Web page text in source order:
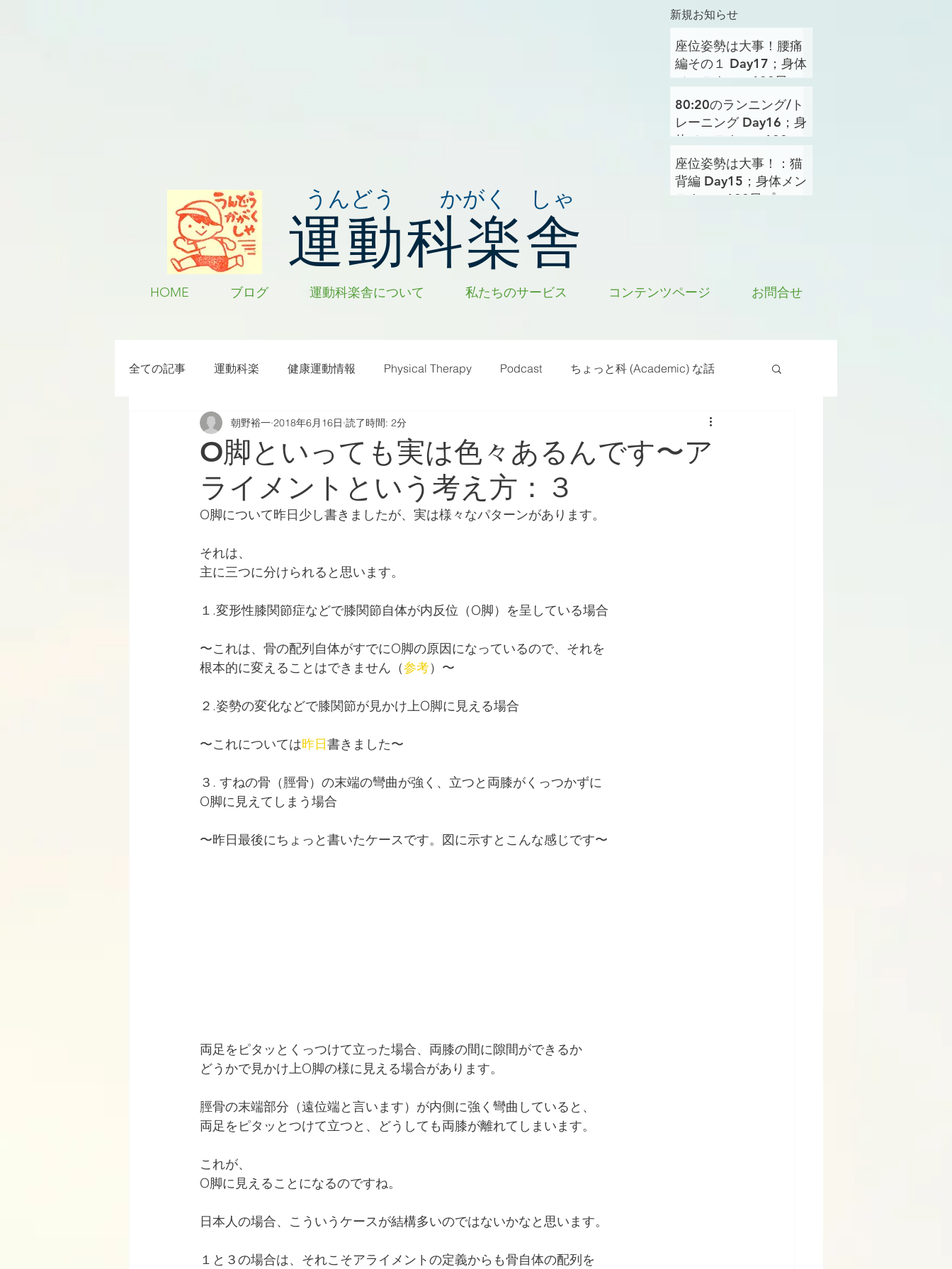
新規お知らせ
うんどう かがく しゃ
運動科楽舎
座位姿勢は大事！腰痛
編その１ Day17；身体
メンテナンス100日プ
ロジェクト
80:20のランニング/ト
レーニング Day16；身
体メンテナンス100日
プロジェクト
座位姿勢は大事！：猫
背編 Day15；身体メン
テナンス100日プロジ
HOME ブログ 運動科楽舎について 私たちのサービス コンテンツページ お問合せ
全ての記事 運動科楽 健康運動情報 Physical Therapy Podcast ちょっと科 (Academic) な話
ちょっと楽 (Entertainment) な話 雑感その他
RWC2019 ラグビー カラダフリー 身体運動 姿勢 バランス
O脚といっても実は色々あるんです〜ア
ライメントという考え方：３
朝野裕一 2018年6月16日 読了時間: 2分
O脚について昨日少し書きましたが、実は様々なパターンがあります。
それは、
主に三つに分けられると思います。
１.変形性膝関節症などで膝関節自体が内反位（O脚）を呈している場合
〜これは、骨の配列自体がすでにO脚の原因になっているので、それを
根本的に変えることはできません（参考）〜
２.姿勢の変化などで膝関節が見かけ上O脚に見える場合
〜これについては昨日書きました〜
３. すねの骨（脛骨）の末端の彎曲が強く、立つと両膝がくっつかずに
O脚に見えてしまう場合
〜昨日最後にちょっと書いたケースです。図に示すとこんな感じです〜
両足をピタッとくっつけて立った場合、両膝の間に隙間ができるか
どうかで見かけ上O脚の様に見える場合があります。
脛骨の末端部分（遠位端と言います）が内側に強く彎曲していると、
両足をピタッとつけて立つと、どうしても両膝が離れてしまいます。
これが、
O脚に見えることになるのですね。
日本人の場合、こういうケースが結構多いのではないかなと思います。
１と３の場合は、それこそアライメントの定義からも骨自体の配列を